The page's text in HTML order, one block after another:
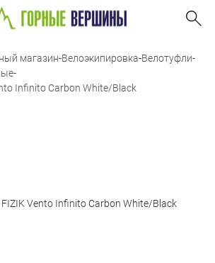
магазин-Велоэкипировка-Велотуфли-
-
Infinito Carbon White/Black